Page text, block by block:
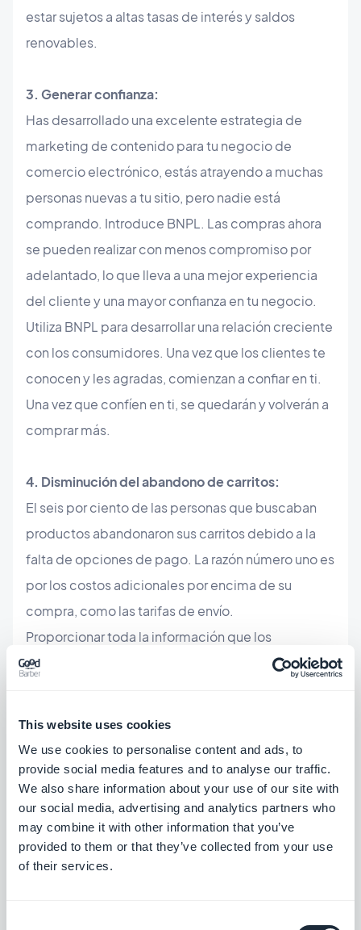
This website uses cookies
We use cookies to personalise content and ads, to
provide social media features and to analyse our traffic.
We also share information about your use of our site with
our social media, advertising and analytics partners who
may combine it with other information that you’ve
provided to them or that they’ve collected from your use
of their services.
estar sujetos a altas tasas de interés y saldos
renovables.
3. Generar confianza:
Has desarrollado una excelente estrategia de
marketing de contenido para tu negocio de
comercio electrónico, estás atrayendo a muchas
personas nuevas a tu sitio, pero nadie está
comprando. Introduce BNPL. Las compras ahora
se pueden realizar con menos compromiso por
adelantado, lo que lleva a una mejor experiencia
del cliente y una mayor confianza en tu negocio.
Utiliza BNPL para desarrollar una relación creciente
con los consumidores. Una vez que los clientes te
conocen y les agradas, comienzan a confiar en ti.
Una vez que confíen en ti, se quedarán y volverán a
comprar más.
4. Disminución del abandono de carritos:
El seis por ciento de las personas que buscaban
productos abandonaron sus carritos debido a la
falta de opciones de pago. La razón número uno es
por los costos adicionales por encima de su
compra, como las tarifas de envío.
Proporcionar toda la información que los
consumidores necesitan por adelantado para
cuando paguen mejorará la satisfacción del
cliente.
5. Aumentar el valor de por vida del cliente:
El valor de por vida del cliente (CLV) es la cantidad